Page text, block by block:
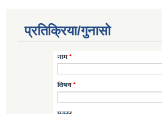
प्रतिक्रिया/गुनासो